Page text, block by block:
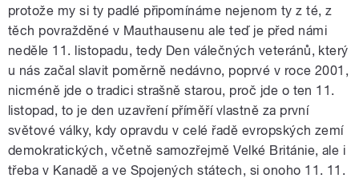
protože my si ty padlé připomínáme nejenom ty z té, z
těch povražděné v Mauthausenu ale teď je před námi
neděle 11. listopadu, tedy Den válečných veteránů, který
u nás začal slavit poměrně nedávno, poprvé v roce 2001,
nicméně jde o tradici strašně starou, proč jde o ten 11.
listopad, to je den uzavření příměří vlastně za první
světové války, kdy opravdu v celé řadě evropských zemí
demokratických, včetně samozřejmě Velké Británie, ale i
třeba v Kanadě a ve Spojených státech, si onoho 11. 11.